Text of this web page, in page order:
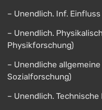
– Unendlich. Inf. Einfluss
– Unendlich.
Physikforschung)
– Unendliche
Sozialforschung)
– Unendlich. Technische